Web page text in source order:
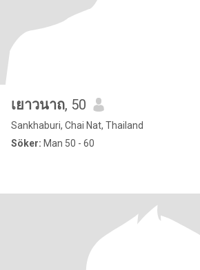
เยาวนาถ, 50
Sankhaburi, Chai Nat, Thailand
Söker: Man 50 - 60